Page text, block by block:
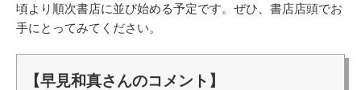
頃より順次書店に並び始める予定です。ぜひ、書店店頭でお
手にとってみてください。
【早見和真さんのコメント】